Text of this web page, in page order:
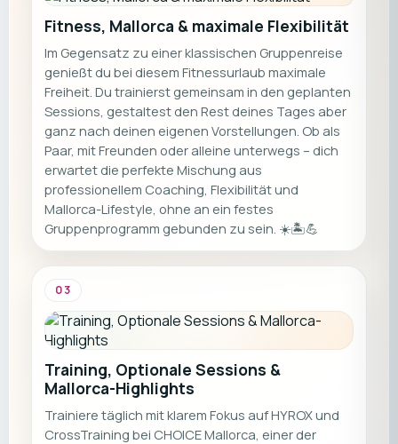
Fitness, Mallorca & maximale Flexibilität
Im Gegensatz zu einer klassischen Gruppenreise
genießt du bei diesem Fitnessurlaub maximale
Freiheit. Du trainierst gemeinsam in den geplanten
Sessions, gestaltest den Rest deines Tages aber
ganz nach deinen eigenen Vorstellungen. Ob als
Paar, mit Freunden oder alleine unterwegs – dich
erwartet die perfekte Mischung aus
professionellem Coaching, Flexibilität und
Mallorca-Lifestyle, ohne an ein festes
Gruppenprogramm gebunden zu sein. ☀️🏝️💪
03
Training, Optionale Sessions &
Mallorca-Highlights
Trainiere täglich mit klarem Fokus auf HYROX und
CrossTraining bei CHOICE Mallorca, einer der